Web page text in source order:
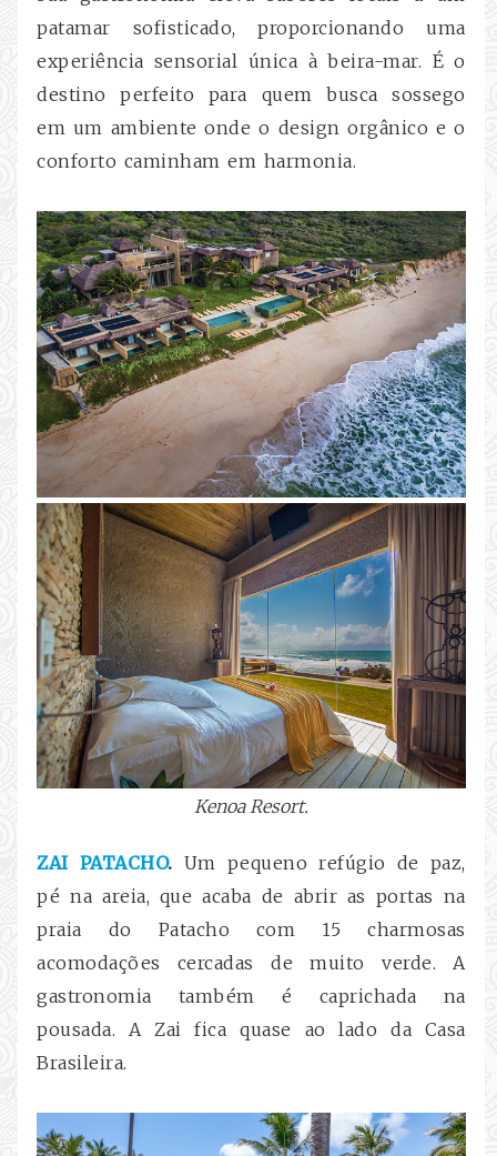
patamar sofisticado, proporcionando uma
experiência sensorial única à beira-mar. É o
destino perfeito para quem busca sossego
em um ambiente onde o design orgânico e o
conforto caminham em harmonia.
Kenoa Resort.
ZAI PATACHO. Um pequeno refúgio de paz,
pé na areia, que acaba de abrir as portas na
praia do Patacho com 15 charmosas
acomodações cercadas de muito verde. A
gastronomia também é caprichada na
pousada. A Zai fica quase ao lado da Casa
Brasileira.